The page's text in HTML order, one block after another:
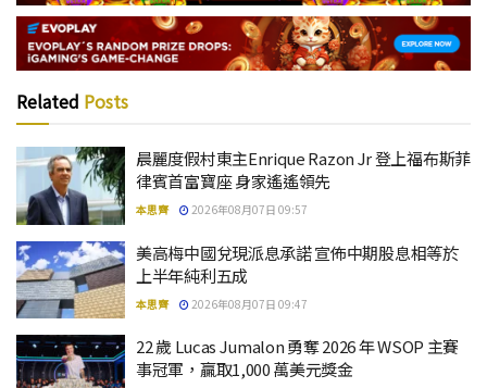
Related Posts
晨麗度假村東主Enrique Razon Jr 登上福布斯菲
律賓首富寶座 身家遙遙領先
本思齊 2026年08月07日 09:57
美高梅中國兌現派息承諾 宣佈中期股息相等於
上半年純利五成
本思齊 2026年08月07日 09:47
22 歲 Lucas Jumalon 勇奪 2026 年 WSOP 主賽
事冠軍，贏取1,000 萬美元獎金